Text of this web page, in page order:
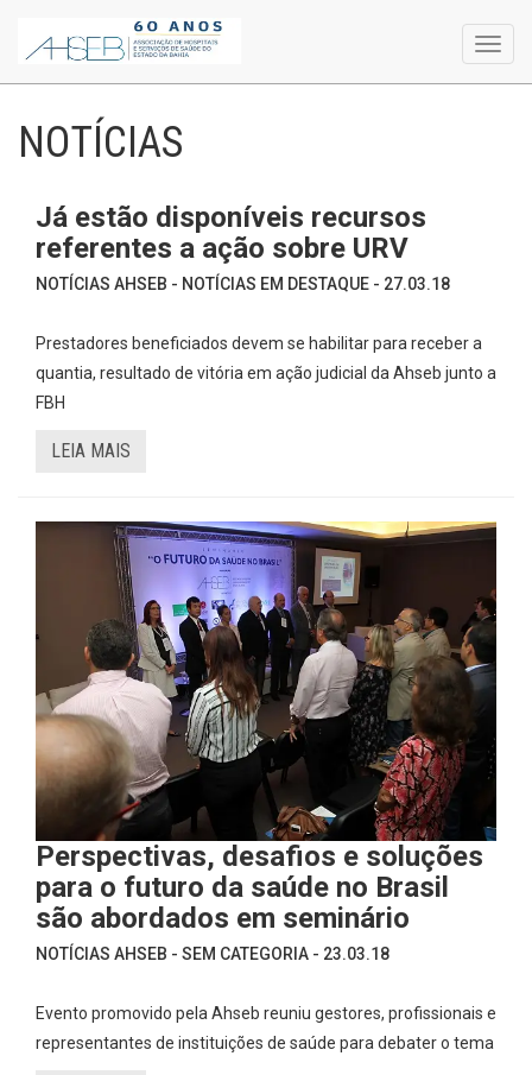
NOTÍCIAS
Já estão disponíveis recursos
referentes a ação sobre URV
NOTÍCIAS AHSEB - NOTÍCIAS EM DESTAQUE - 27.03.18
Prestadores beneficiados devem se habilitar para receber a
quantia, resultado de vitória em ação judicial da Ahseb junto a
FBH
LEIA MAIS
Perspectivas, desafios e soluções
para o futuro da saúde no Brasil
são abordados em seminário
NOTÍCIAS AHSEB - SEM CATEGORIA - 23.03.18
Evento promovido pela Ahseb reuniu gestores, profissionais e
representantes de instituições de saúde para debater o tema